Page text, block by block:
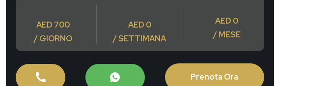
AED 700
/ GIORNO
AED 0
/ SETTIMANA
AED 0
/ MESE
Prenota Ora